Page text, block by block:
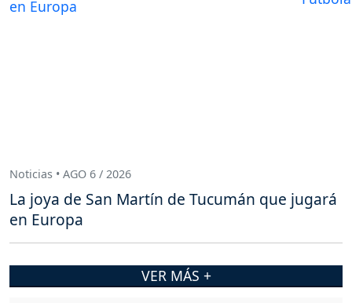
Noticias • AGO 6 / 2026
La joya de San Martín de Tucumán que jugará
en Europa
VER MÁS +